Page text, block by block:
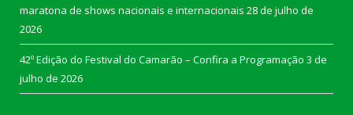
maratona de shows nacionais e internacionais 28 de julho de
2026
42º Edição do Festival do Camarão – Confira a Programação 3 de
julho de 2026